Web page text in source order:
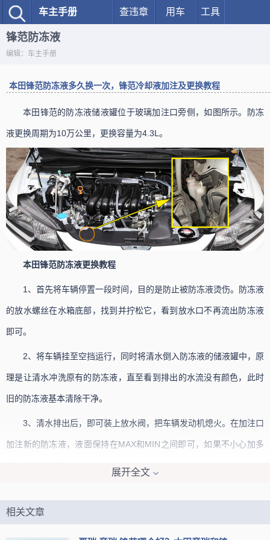
车主手册 查违章 用车 工具
锋范防冻液
编辑：车主手册
本田锋范防冻液多久换一次，锋范冷却液加注及更换教程
本田锋范的防冻液储液罐位于玻璃加注口旁侧，如图所示。防冻
液更换周期为10万公里，更换容量为4.3L。
本田锋范防冻液更换教程
1、首先将车辆停置一段时间，目的是防止被防冻液烫伤。防冻液
的放水螺丝在水箱底部，找到并拧松它，看到放水口不再流出防冻液
即可。
2、将车辆挂至空挡运行，同时将清水倒入防冻液的储液罐中，原
理是让清水冲洗原有的防冻液，直至看到排出的水流没有颜色，此时
旧的防冻液基本清除干净。
3、清水排出后，即可装上放水阀，把车辆发动机熄火。在加注口
加注新的防冻液，液面保持在MAX和MIN之间即可，如果不小心加多
却系统中的管路空气，使防冻液液面降低一定高度。
5、需等待几分钟，待防冻液液面不再移动，再次添加防冻液至两
展开全文
相关文章